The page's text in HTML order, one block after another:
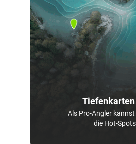
Als Pro-Angler
die Hot-